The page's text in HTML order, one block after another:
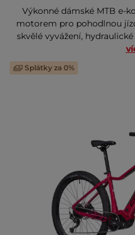
Výkonné dámské MTB e-
motorem pro pohodlnou
skvělé vyvážení,
Splátky za 0%